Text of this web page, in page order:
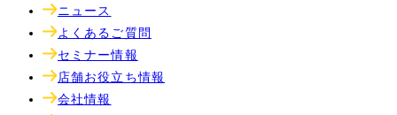
ニュース
よくあるご質問
セミナー情報
店舗お役立ち情報
会社情報